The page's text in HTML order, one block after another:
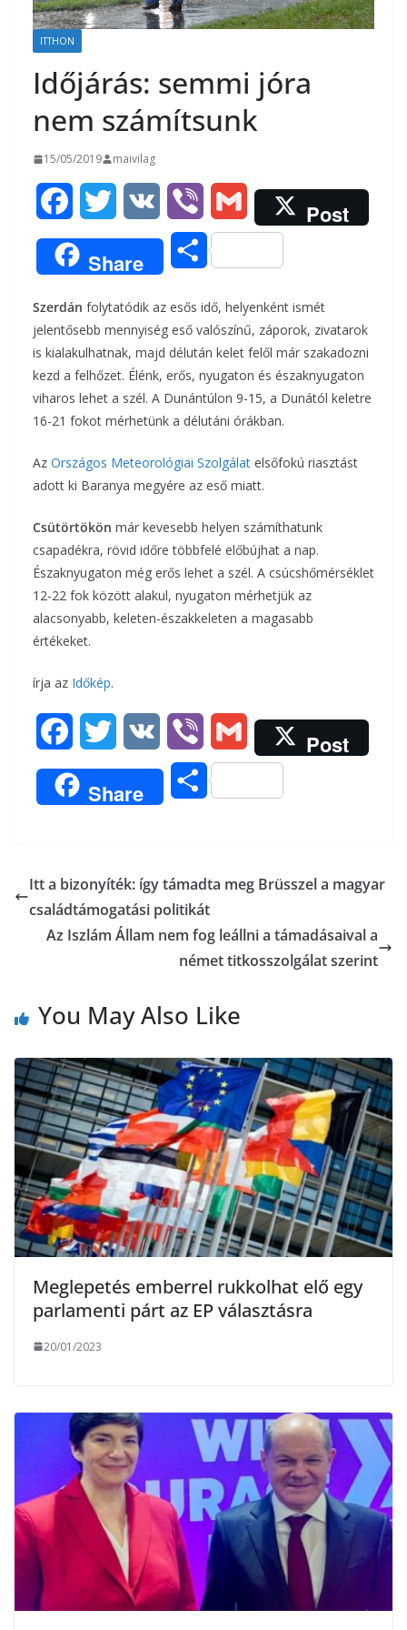
ITTHON
Időjárás: semmi jóra
nem számítsunk
15/05/2019 maivilag
a
c
e
b
o
o
k
w
i
t
t
e
r
K
i
b
e
r
m
a
i
l
Post
Share
O
s
z
a
m
e
Szerdán folytatódik az esős idő, helyenként ismét
jelentősebb mennyiség eső valószínű, záporok, zivatarok
is kialakulhatnak, majd délután kelet felől már szakadozni
kezd a felhőzet. Élénk, erős, nyugaton és északnyugaton
viharos lehet a szél. A Dunántúlon 9-15, a Dunától keletre
16-21 fokot mérhetünk a délutáni órákban.
Az Országos Meteorológiai Szolgálat elsőfokú riasztást
adott ki Baranya megyére az eső miatt.
Csütörtökön már kevesebb helyen számíthatunk
csapadékra, rövid időre többfelé előbújhat a nap.
Északnyugaton még erős lehet a szél. A csúcshőmérséklet
12-22 fok között alakul, nyugaton mérhetjük az
alacsonyabb, keleten-északkeleten a magasabb
értékeket.
írja az Időkép.
a
c
b
o
w
i
t
e
K
i
b
r
m
a
l
Post
Share
O
z
m
Itt a bizonyíték: így támadta meg Brüsszel a magyar
családtámogatási politikát
Az Iszlám Állam nem fog leállni a támadásaival a
német titkosszolgálat szerint
You May Also Like
Meglepetés emberrel rukkolhat elő egy
parlamenti párt az EP választásra
20/01/2023